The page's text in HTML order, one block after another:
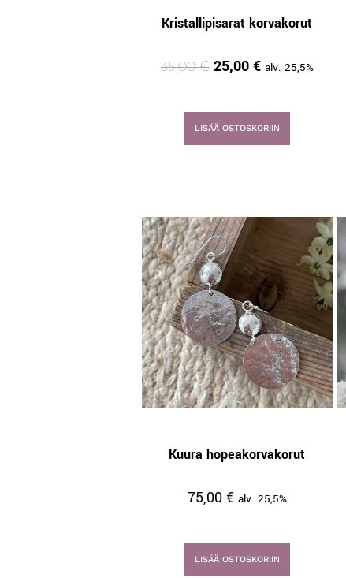
Kristallipisarat korvakorut
35,00€ 25,00€ alv. 25,5%
LISÄÄ OSTOSKORIIN
Kuura hopeakorvakorut
75,00€ alv. 25,5%
LISÄÄ OSTOSKORIIN